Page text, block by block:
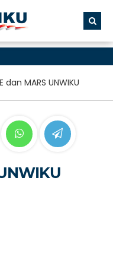
dan MARS UNWIKU